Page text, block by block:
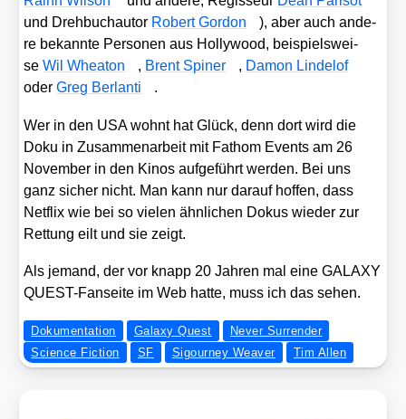
und Dreh­buch­au­tor Robert Gor­don
), aber auch ande­
re bekann­te Per­so­nen aus Hol­ly­wood, bei­spiels­wei­
seWil Whea­ton , Brent Spi­ner , Damon Linde­l­of
oderGreg Ber­lan­ti .
Wer in den USA wohnt hat Glück, denn dort wird die
Doku in Zusam­men­ar­beit mit Fathom Events am 26
Novem­ber in den Kinos auf­ge­führt wer­den. Bei uns
ganz sicher nicht. Man kann nur dar­auf hof­fen, dass
Net­flix wie bei so vie­len ähn­li­chen Dokus wie­der zur
Ret­tung eilt und sie zeigt.
Als jemand, der vor knapp 20 Jah­ren mal eine GALAXY
QUEST-Fan­sei­te im Web hat­te, muss ich das sehen.
Dokumentation Galaxy Quest
Never Surrender
Science Fiction
SF Sigourney Weaver Tim Allen